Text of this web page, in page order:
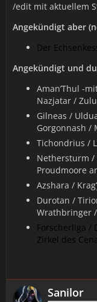
/edit mit aktuellem
Angekündigt aber
Der
Angekündigt und
Aman’Thul -
Nazjatar /
Gilneas /
Gorgonnash /
Tichondrius /
Nethersturm /
Proudmoore
Azshara /
Durotan /
Wrathbringer
Forscherliga /
Zirkel des
Sanilor